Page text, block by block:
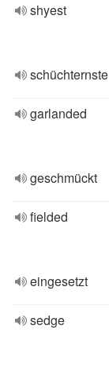
shyest
schüchternste
garlanded
geschmückt
fielded
eingesetzt
sedge